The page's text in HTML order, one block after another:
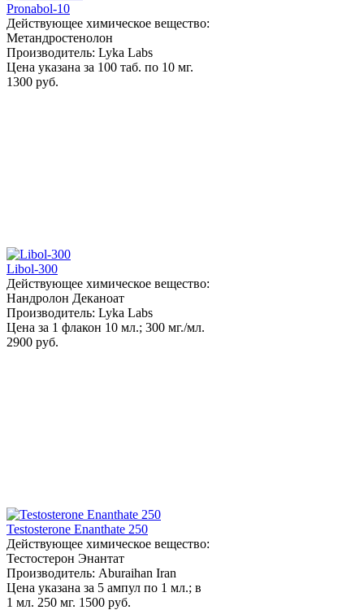
Pronabol-10
Действующее химическое вещество:
Метандростенолон
Производитель: Lyka Labs
Цена указана за 100 таб. по 10 мг.
1300 руб.
Libol-300
Действующее химическое вещество:
Нандролон Деканоат
Производитель: Lyka Labs
Цена за 1 флакон 10 мл.; 300 мг./мл.
2900 руб.
Testosterone Enanthate 250
Действующее химическое вещество:
Тестостерон Энантат
Производитель: Aburaihan Iran
Цена указана за 5 ампул по 1 мл.; в
1 мл. 250 мг. 1500 руб.